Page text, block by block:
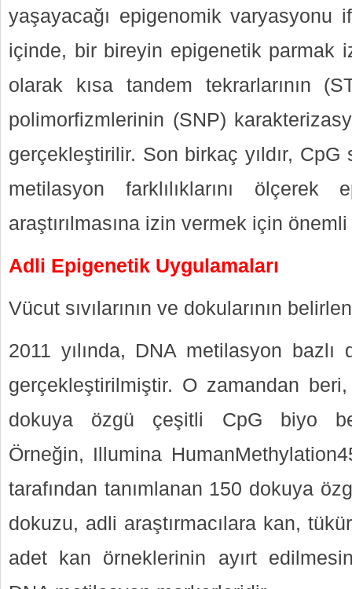
yaşayacağı epigenomik varyasyonu
içinde, bir bireyin epigenetik parmak
olarak kısa tandem tekrarlarının
polimorfizmlerinin (SNP)
gerçekleştirilir. Son birkaç yıldır, CpG
metilasyon farklılıklarını ölçerek
araştırılmasına izin vermek için
Adli Epigenetik Uygulamaları
Vücut sıvılarının ve dokularının
2011 yılında, DNA metilasyon bazlı
gerçekleştirilmiştir. O zamandan
dokuya özgü çeşitli CpG biyo
Örneğin, Illumina
tarafından tanımlanan 150 dokuya
dokuzu, adli araştırmacılara kan,
adet kan örneklerinin ayırt